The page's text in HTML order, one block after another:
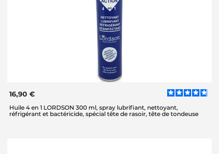
16,90 €
Huile 4 en 1 LORDSON 300 ml, spray lubrifiant, nettoyant,
réfrigérant et bactéricide, spécial tête de rasoir, tête de tondeuse